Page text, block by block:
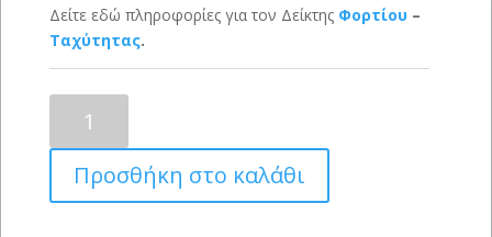
Δείτε εδώ πληροφορίες για τον Δείκτης Φορτίου –
Ταχύτητας.
FEELfree{HR}
-
160/60
Προσθήκη στο καλάθι